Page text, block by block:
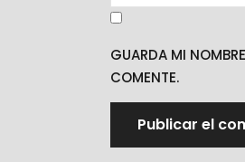
GUARDA MI
COMENTE.